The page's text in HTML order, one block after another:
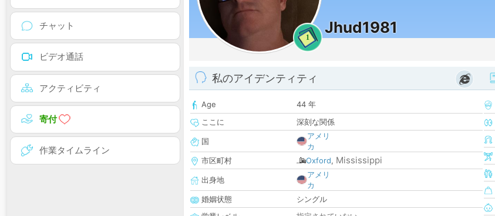
チャット
ビデオ通話
アクティビティ
寄付
作業タイムライン
1
Jhud1981
私のアイデンティティ
Age
44 年
ここに
深刻な関係
国
アメリ
カ
市区町村
Oxford, Mississippi
出身地
アメリ
カ
婚姻状態
シングル